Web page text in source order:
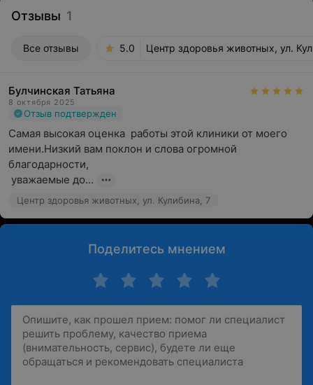
Отзывы 1
Все отзывы 5.0 Центр здоровья животных, ул.
Булчинская Татьяна
8 октября 2025
Отзыв подтвержден
Самая высокая оценка  работы этой клиники от моего
имени.Низкий вам поклон и слова огромной
благодарности,
уважаемые до...
Центр здоровья животных, ул. Кулибина, 7
Поделитесь мнением